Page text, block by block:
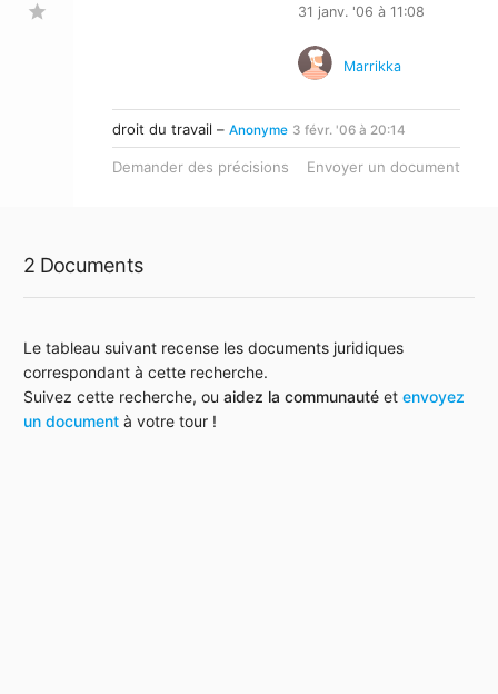
star
31 janv. '06 à 11:08
Marrikka
droit du travail – Anonyme 3 févr. '06 à 20:14
Demander des précisions Envoyer un document
2 Documents
Le tableau suivant recense les documents juridiques
correspondant à cette recherche.
Suivez cette recherche, ou aidez la communauté et envoyez
un document à votre tour !